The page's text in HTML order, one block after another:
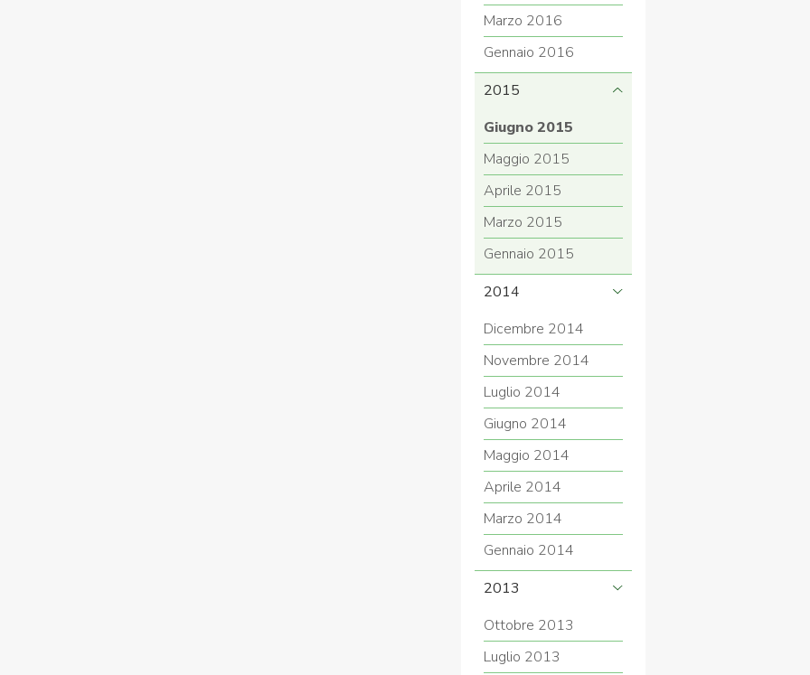
Marzo 2016
Gennaio 2016
2015
Giugno 2015
Maggio 2015
Aprile 2015
Marzo 2015
Gennaio 2015
2014
Dicembre 2014
Novembre 2014
Luglio 2014
Giugno 2014
Maggio 2014
Aprile 2014
Marzo 2014
Gennaio 2014
2013
Ottobre 2013
Luglio 2013